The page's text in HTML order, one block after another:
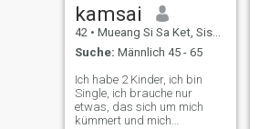
kamsai
42 • Mueang Si Sa Ket, Sisaket, Thailand
Suche: Männlich 45 - 65
Ich habe 2 Kinder, ich bin
Single, ich brauche nur
etwas, das sich um mich
kümmert und mich